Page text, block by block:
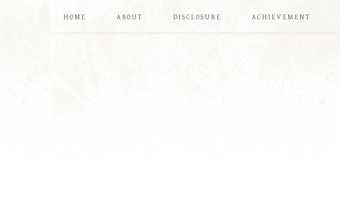
HOME ABOUT DISCLOSURE ACHIEVEMENT